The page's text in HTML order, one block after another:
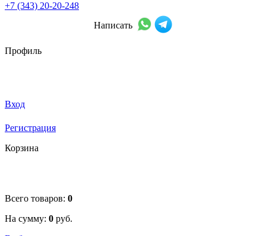
+7 (343) 20-20-248
Написать
Профиль
Вход
Регистрация
Корзина
Всего товаров: 0
На сумму: 0 руб.